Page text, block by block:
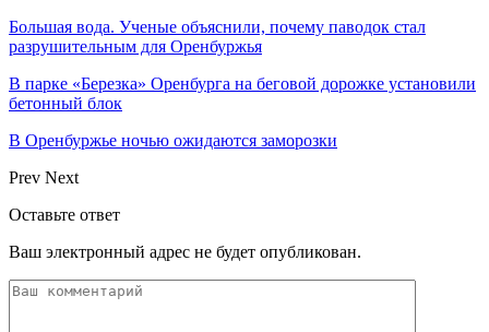
Большая вода. Ученые объяснили, почему паводок стал
разрушительным для Оренбуржья
В парке «Березка» Оренбурга на беговой дорожке установили
бетонный блок
В Оренбуржье ночью ожидаются заморозки
Prev Next
Оставьте ответ
Ваш электронный адрес не будет опубликован.